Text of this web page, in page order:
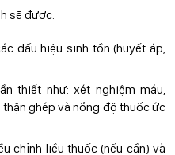
sẽ được:
dấu hiệu sinh tồn (huyết áp,
thiết như: xét nghiệm máu,
ghép và nồng độ thuốc ức
chỉnh liều thuốc (nếu cần) và